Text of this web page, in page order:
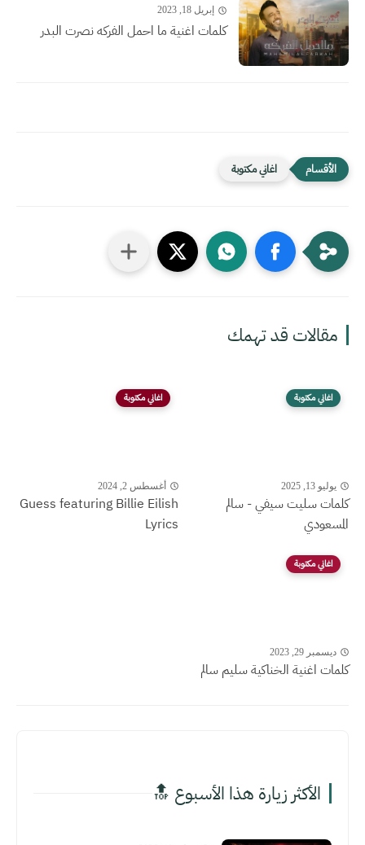
إبريل 18, 2023
كلمات اغنية ما احمل الفركه نصرت البدر
اغاني مكتوبة
مقالات قد تهمك
اغاني مكتوبة
يوليو 13, 2025
كلمات سليت سيفي - سالم
المسعودي
اغاني مكتوبة
أغسطس 2, 2024
Guess featuring Billie Eilish
Lyrics
اغاني مكتوبة
ديسمبر 29, 2023
كلمات اغنية الخناكية سليم سالم
الأكثر زيارة هذا الأسبوع 🔝